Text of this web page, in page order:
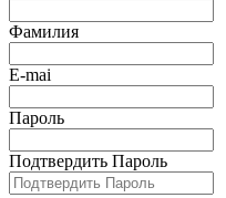
Фамилия
E-mai
Пароль
Подтвердить Пароль